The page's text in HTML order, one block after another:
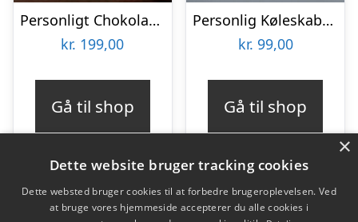
Personligt Chokoladehjerte med eget foto
kr. 199,00
Gå til shop
Personlig Køleskabsmagnet med Foto – Hjerte
kr. 99,00
Gå til shop
×
Dette website bruger tracking cookies
Dette websted bruger cookies til at forbedre brugeroplevelsen. Ved
at bruge vores hjemmeside accepterer du alle cookies i